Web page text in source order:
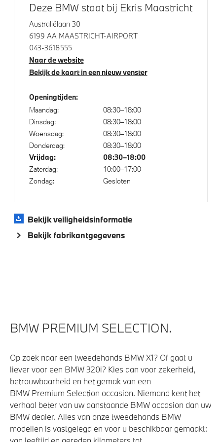
Raamomlijsting M hoogglans Shadow Line
Klimaatbeheersing
Elektrische voorzieningen
High-beam assistant
Automatisch dimmende binnen- en buitenspiegel
bestuurderzijde
Draadloos oplaadstation
Alarmsysteem klasse 3 (VbV/SCM)
Aandrijving en onderstel
M Adaptief onderstel
Variable Sport Steering
Automatische 8-traps Steptronic sporttransmissie
xDrive - Vierwielaandrijving
Deze BMW staat bij Ekris Maastricht
Australiëlaan 30
6199 AA MAASTRICHT-AIRPORT
043-3618555
Naar de website
Bekijk de kaart in een nieuw venster
Openingtijden:
Maandag:
08:30–18:00
Dinsdag:
08:30–18:00
Woensdag:
08:30–18:00
Donderdag:
08:30–18:00
Vrijdag: 08:30–18:00
Zaterdag:
10:00–17:00
Zondag:
Gesloten
Bekijk veiligheidsinformatie
Bekijk fabrikantgegevens
BMW PREMIUM SELECTION.
Op zoek naar een tweedehands BMW X1? Of gaat u
liever voor een BMW 320i? Kies dan voor zekerheid,
betrouwbaarheid en het gemak van een
BMW Premium Selection occasion. Niemand kent het
verhaal beter van uw aanstaande BMW occasion dan uw
BMW dealer. Alles van onze tweedehands BMW
modellen is vastgelegd en voor u beschikbaar gemaakt: